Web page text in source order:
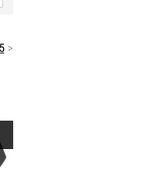
5 >